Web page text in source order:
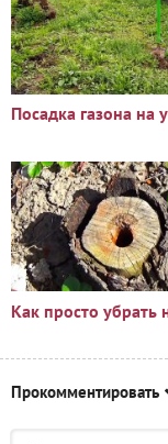
Прокомментировать